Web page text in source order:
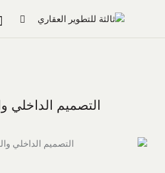
التصميم الداخلي